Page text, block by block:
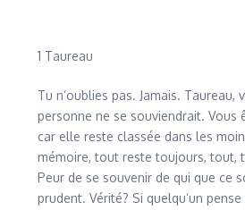
1 Taureau
Tu n’oublies pas. Jamais.
personne ne se souviendrait. Vous
car elle reste classée dans les
mémoire, tout reste toujours, tout,
Peur de se souvenir de qui que ce
prudent. Vérité? Si quelqu’un